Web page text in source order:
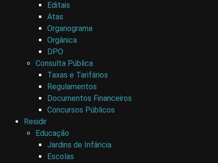
Editais
Atas
Organograma
Orgânica
DPO
Consulta Pública
Taxas e Tarifários
Regulamentos
Documentos Financeiros
Concursos Públicos
Residir
Educação
Jardins de Infância
Escolas